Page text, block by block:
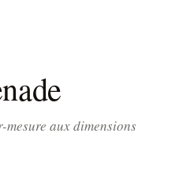
aux dimensions